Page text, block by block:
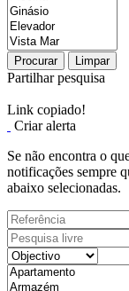
Procurar Limpar
Partilhar pesquisa
Link copiado!
Criar alerta
Se não encontra o
notificações sempre
abaixo selecionadas.